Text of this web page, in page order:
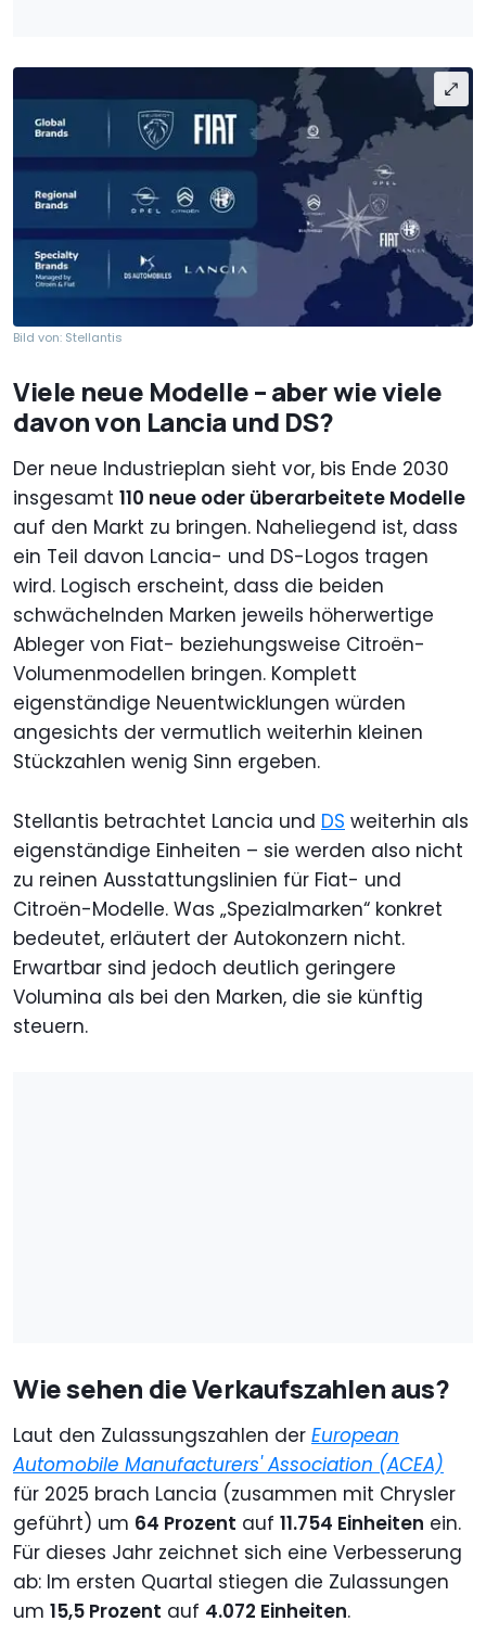
Bild von: Stellantis
Viele neue Modelle – aber wie viele
davon von Lancia und DS?
Der neue Industrieplan sieht vor, bis Ende 2030
insgesamt 110 neue oder überarbeitete Modelle
auf den Markt zu bringen. Naheliegend ist, dass
ein Teil davon Lancia- und DS-Logos tragen
wird. Logisch erscheint, dass die beiden
schwächelnden Marken jeweils höherwertige
Ableger von Fiat- beziehungsweise Citroën-
Volumenmodellen bringen. Komplett
eigenständige Neuentwicklungen würden
angesichts der vermutlich weiterhin kleinen
Stückzahlen wenig Sinn ergeben.
Stellantis betrachtet Lancia und DS weiterhin als
eigenständige Einheiten – sie werden also nicht
zu reinen Ausstattungslinien für Fiat- und
Citroën-Modelle. Was „Spezialmarken“ konkret
bedeutet, erläutert der Autokonzern nicht.
Erwartbar sind jedoch deutlich geringere
Volumina als bei den Marken, die sie künftig
steuern.
Wie sehen die Verkaufszahlen aus?
Laut den Zulassungszahlen der European
Automobile Manufacturers' Association (ACEA)
für 2025 brach Lancia (zusammen mit Chrysler
geführt) um 64 Prozent auf 11.754 Einheiten ein.
Für dieses Jahr zeichnet sich eine Verbesserung
ab: Im ersten Quartal stiegen die Zulassungen
um 15,5 Prozent auf 4.072 Einheiten.